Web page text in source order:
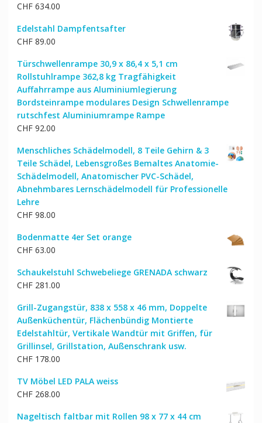
CHF634.00
Edelstahl Dampfentsafter
CHF89.00
Türschwellenrampe 30,9 x 86,4 x 5,1 cm
Rollstuhlrampe 362,8 kg Tragfähigkeit
Auffahrrampe aus Aluminiumlegierung
Bordsteinrampe modulares Design Schwellenrampe
rutschfest Aluminiumrampe Rampe
CHF92.00
Menschliches Schädelmodell, 8 Teile Gehirn & 3
Teile Schädel, Lebensgroßes Bemaltes Anatomie-
Schädelmodell, Anatomischer PVC-Schädel,
Abnehmbares Lernschädelmodell für Professionelle
Lehre
CHF98.00
Bodenmatte 4er Set orange
CHF63.00
Schaukelstuhl Schwebeliege GRENADA schwarz
CHF281.00
Grill-Zugangstür, 838 x 558 x 46 mm, Doppelte
Außenküchentür, Flächenbündig Montierte
Edelstahltür, Vertikale Wandtür mit Griffen, für
Grillinsel, Grillstation, Außenschrank usw.
CHF178.00
TV Möbel LED PALA weiss
CHF268.00
Nageltisch faltbar mit Rollen 98 x 77 x 44 cm